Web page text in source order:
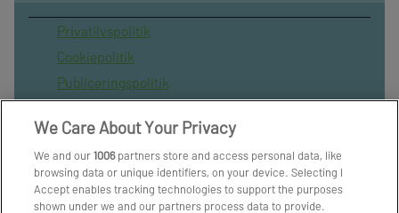
Privatilvspolitik
Cookiepolitik
Publiceringspolitik
Spil ansvarligt
Administrer samtykke
Arkiv
We Care About Your Privacy
We and our1006partners store and access personal data, like
browsing data or unique identifiers, on your device. Selecting I
Accept enables tracking technologies to support the purposes
shown under we and our partners process data to provide.